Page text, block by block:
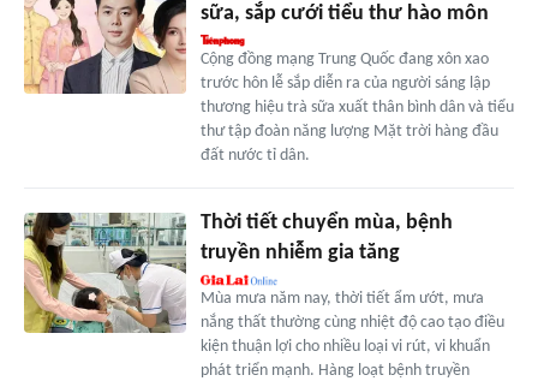
sữa, sắp cưới tiểu thư hào môn
Cộng đồng mạng Trung Quốc đang xôn xao
trước hôn lễ sắp diễn ra của người sáng lập
thương hiệu trà sữa xuất thân bình dân và tiểu
thư tập đoàn năng lượng Mặt trời hàng đầu
đất nước tỉ dân.
Thời tiết chuyển mùa, bệnh
truyền nhiễm gia tăng
Mùa mưa năm nay, thời tiết ẩm ướt, mưa
nắng thất thường cùng nhiệt độ cao tạo điều
kiện thuận lợi cho nhiều loại vi rút, vi khuẩn
phát triển mạnh. Hàng loạt bệnh truyền